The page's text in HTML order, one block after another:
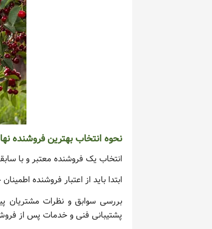
نحوه انتخاب بهترین فروشنده
انتخاب یک فروشنده معتبر و با
ابتدا باید از اعتبار فروشنده
بررسی سوابق و نظرات مشتریان
پشتیبانی فنی و خدمات پس از